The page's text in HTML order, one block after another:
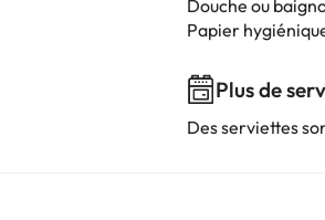
Douche ou
Papier
Plus de
Des serviettes